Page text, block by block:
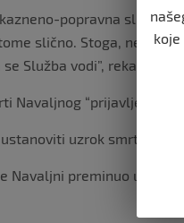
popravna služba
slično. Stoga, nema
Služba vodi”, rekao je
Navaljnog “prijavljena iz
uzrok smrti
Navaljni preminuo u